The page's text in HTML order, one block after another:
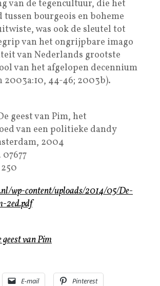
van de tegencultuur, die het
tussen bourgeois en boheme
was ook de sleutel tot
van het ongrijpbare imago
van Nederlands grootste
van het afgelopen decennium
2003a:10, 44-46; 2003b).
geest van Pim, het
van een politieke dandy
2004
wp-content/uploads/2014/05/De-
2ed.pdf
van Pim
E-mail Pinterest